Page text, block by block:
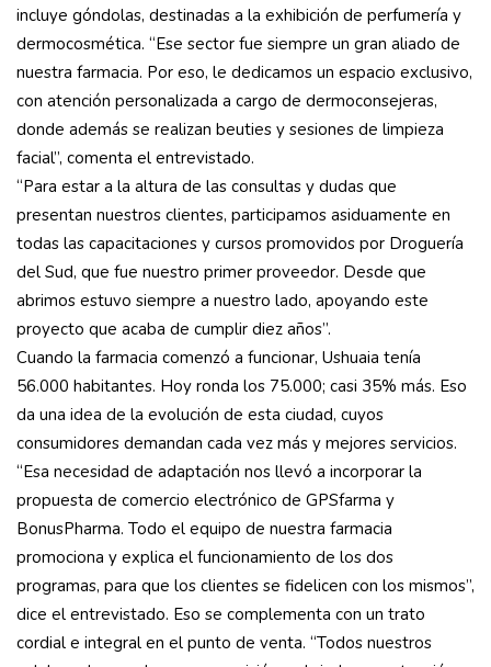
incluye góndolas, destinadas a la exhibición de perfumería y
dermocosmética. “Ese sector fue siempre un gran aliado de
nuestra farmacia. Por eso, le dedicamos un espacio exclusivo,
con atención personalizada a cargo de dermoconsejeras,
donde además se realizan beuties y sesiones de limpieza
facial”, comenta el entrevistado.
“Para estar a la altura de las consultas y dudas que
presentan nuestros clientes, participamos asiduamente en
todas las capacitaciones y cursos promovidos por Droguería
del Sud, que fue nuestro primer proveedor. Desde que
abrimos estuvo siempre a nuestro lado, apoyando este
proyecto que acaba de cumplir diez años”.
Cuando la farmacia comenzó a funcionar, Ushuaia tenía
56.000 habitantes. Hoy ronda los 75.000; casi 35% más. Eso
da una idea de la evolución de esta ciudad, cuyos
consumidores demandan cada vez más y mejores servicios.
“Esa necesidad de adaptación nos llevó a incorporar la
propuesta de comercio electrónico de GPSfarma y
BonusPharma. Todo el equipo de nuestra farmacia
promociona y explica el funcionamiento de los dos
programas, para que los clientes se fidelicen con los mismos”,
dice el entrevistado. Eso se complementa con un trato
cordial e integral en el punto de venta. “Todos nuestros